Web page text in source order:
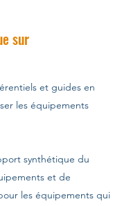
sur
et guides en
les équipements
synthétique du
et de
les équipements qui